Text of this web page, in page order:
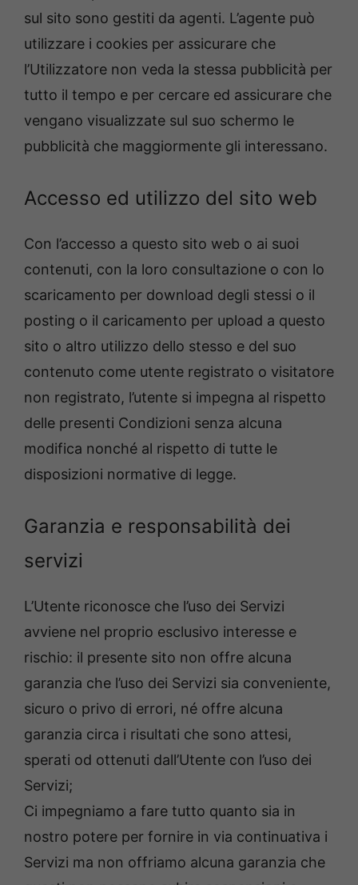
sul sito sono gestiti da agenti. L’agente può
utilizzare i cookies per assicurare che
l’Utilizzatore non veda la stessa pubblicità per
tutto il tempo e per cercare ed assicurare che
vengano visualizzate sul suo schermo le
pubblicità che maggiormente gli interessano.
Accesso ed utilizzo del sito web
Con l’accesso a questo sito web o ai suoi
contenuti, con la loro consultazione o con lo
scaricamento per download degli stessi o il
posting o il caricamento per upload a questo
sito o altro utilizzo dello stesso e del suo
contenuto come utente registrato o visitatore
non registrato, l’utente si impegna al rispetto
delle presenti Condizioni senza alcuna
modifica nonché al rispetto di tutte le
disposizioni normative di legge.
Garanzia e responsabilità dei
servizi
L’Utente riconosce che l’uso dei Servizi
avviene nel proprio esclusivo interesse e
rischio: il presente sito non offre alcuna
garanzia che l’uso dei Servizi sia conveniente,
sicuro o privo di errori, né offre alcuna
garanzia circa i risultati che sono attesi,
sperati od ottenuti dall’Utente con l’uso dei
Servizi;
Ci impegniamo a fare tutto quanto sia in
nostro potere per fornire in via continuativa i
Servizi ma non offriamo alcuna garanzia che